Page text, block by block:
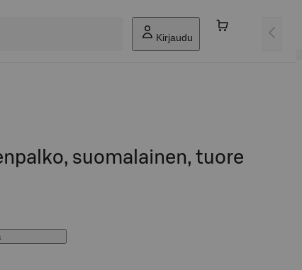
Kirjaudu
suomalainen, tuore